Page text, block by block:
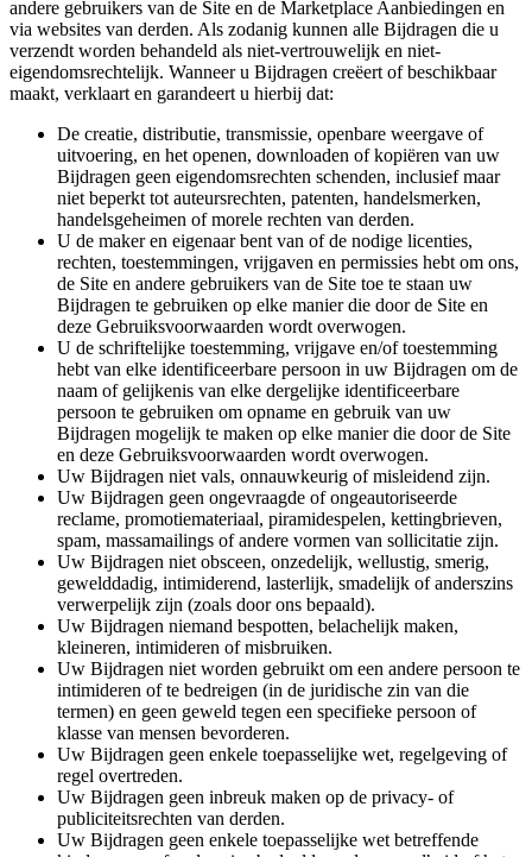
andere gebruikers van de Site en de Marketplace Aanbiedingen en
via websites van derden. Als zodanig kunnen alle Bijdragen die u
verzendt worden behandeld als niet-vertrouwelijk en niet-
eigendomsrechtelijk. Wanneer u Bijdragen creëert of beschikbaar
maakt, verklaart en garandeert u hierbij dat:
De creatie, distributie, transmissie, openbare weergave of
uitvoering, en het openen, downloaden of kopiëren van uw
Bijdragen geen eigendomsrechten schenden, inclusief maar
niet beperkt tot auteursrechten, patenten, handelsmerken,
handelsgeheimen of morele rechten van derden.
U de maker en eigenaar bent van of de nodige licenties,
rechten, toestemmingen, vrijgaven en permissies hebt om ons,
de Site en andere gebruikers van de Site toe te staan uw
Bijdragen te gebruiken op elke manier die door de Site en
deze Gebruiksvoorwaarden wordt overwogen.
U de schriftelijke toestemming, vrijgave en/of toestemming
hebt van elke identificeerbare persoon in uw Bijdragen om de
naam of gelijkenis van elke dergelijke identificeerbare
persoon te gebruiken om opname en gebruik van uw
Bijdragen mogelijk te maken op elke manier die door de Site
en deze Gebruiksvoorwaarden wordt overwogen.
Uw Bijdragen niet vals, onnauwkeurig of misleidend zijn.
Uw Bijdragen geen ongevraagde of ongeautoriseerde
reclame, promotiemateriaal, piramidespelen, kettingbrieven,
spam, massamailings of andere vormen van sollicitatie zijn.
Uw Bijdragen niet obsceen, onzedelijk, wellustig, smerig,
gewelddadig, intimiderend, lasterlijk, smadelijk of anderszins
verwerpelijk zijn (zoals door ons bepaald).
Uw Bijdragen niemand bespotten, belachelijk maken,
kleineren, intimideren of misbruiken.
Uw Bijdragen niet worden gebruikt om een andere persoon te
intimideren of te bedreigen (in de juridische zin van die
termen) en geen geweld tegen een specifieke persoon of
klasse van mensen bevorderen.
Uw Bijdragen geen enkele toepasselijke wet, regelgeving of
regel overtreden.
Uw Bijdragen geen inbreuk maken op de privacy- of
publiciteitsrechten van derden.
Uw Bijdragen geen enkele toepasselijke wet betreffende